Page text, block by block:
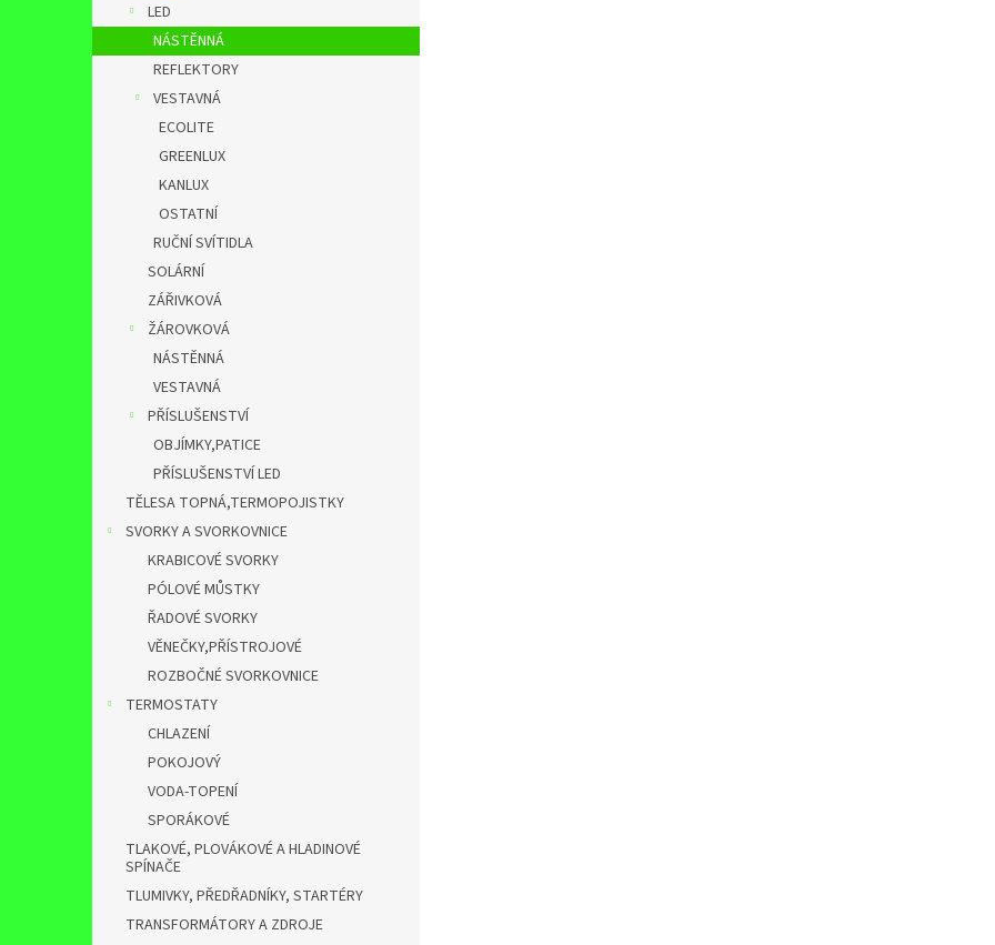
LED
NÁSTĚNNÁ
REFLEKTORY
VESTAVNÁ
ECOLITE
GREENLUX
KANLUX
OSTATNÍ
RUČNÍ SVÍTIDLA
SOLÁRNÍ
ZÁŘIVKOVÁ
ŽÁROVKOVÁ
NÁSTĚNNÁ
VESTAVNÁ
PŘÍSLUŠENSTVÍ
OBJÍMKY,PATICE
PŘÍSLUŠENSTVÍ LED
TĚLESA TOPNÁ,TERMOPOJISTKY
SVORKY A SVORKOVNICE
KRABICOVÉ SVORKY
PÓLOVÉ MŮSTKY
ŘADOVÉ SVORKY
VĚNEČKY,PŘÍSTROJOVÉ
ROZBOČNÉ SVORKOVNICE
TERMOSTATY
CHLAZENÍ
POKOJOVÝ
VODA-TOPENÍ
SPORÁKOVÉ
TLAKOVÉ, PLOVÁKOVÉ A HLADINOVÉ
SPÍNAČE
TLUMIVKY, PŘEDŘADNÍKY, STARTÉRY
TRANSFORMÁTORY A ZDROJE